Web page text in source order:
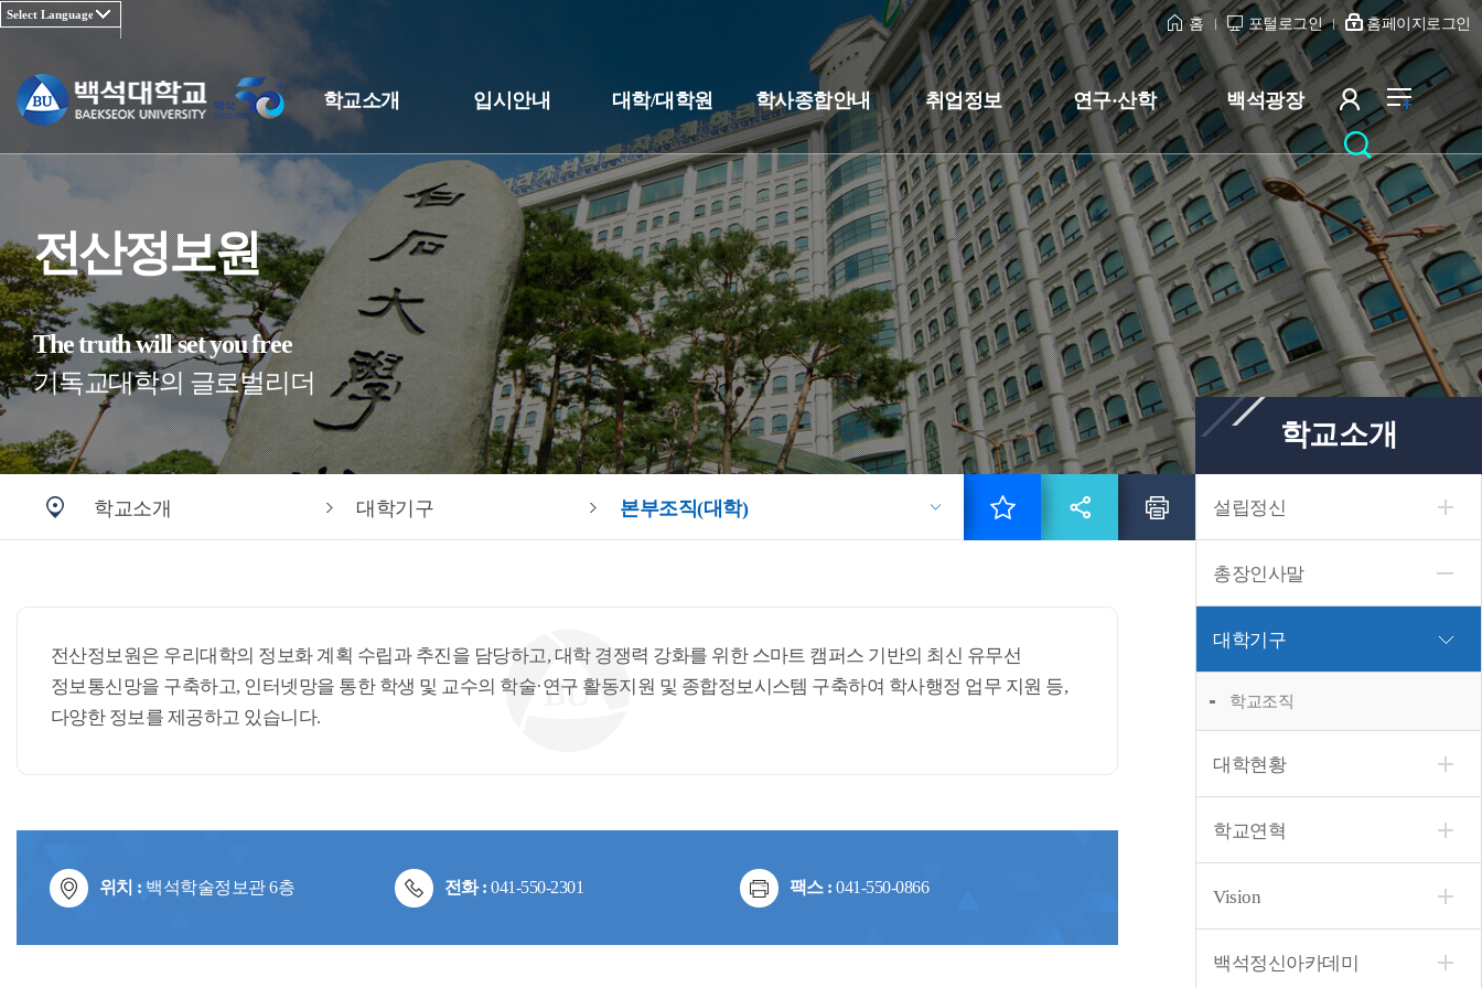
홈 포털로그인 홈페이지로그인
학교소개 입시안내 대학/대학원 학사종합안내 취업정보 연구·산학 백석광장
전산정보원
The truth will set you free
기독교대학의 글로벌리더
학교소개
설립정신
총장인사말
대학기구
학교조직
대학현황
학교연혁
Vision
백석정신아카데미
학교소개 대학기구 본부조직(대학)
전산정보원은 우리대학의 정보화 계획 수립과 추진을 담당하고, 대학 경쟁력 강화를 위한 스마트 캠퍼스 기반의 최신 유무선
정보통신망을 구축하고, 인터넷망을 통한 학생 및 교수의 학술·연구 활동지원 및 종합정보시스템 구축하여 학사행정 업무 지원 등,
다양한 정보를 제공하고 있습니다.
위치 : 백석학술정보관 6층 전화 :041-550-2301 팩스 :041-550-0866